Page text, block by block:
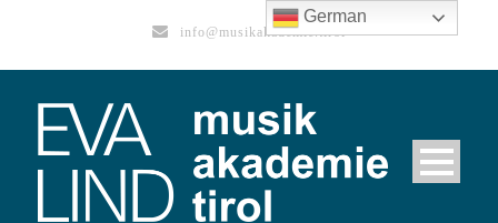
info@musikakademie.tirol
German